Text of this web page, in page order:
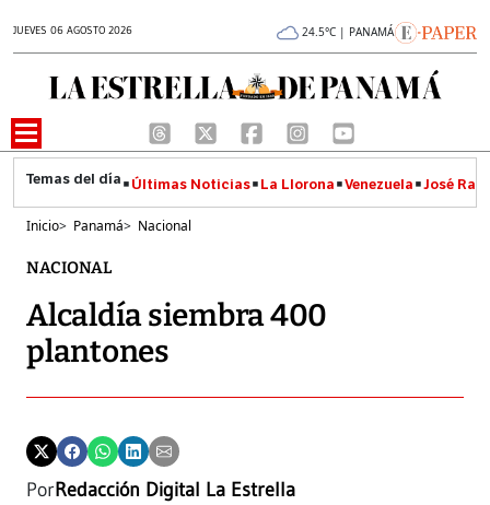
JUEVES 06 AGOSTO 2026 24.5°C | PANAMÁ
Últimas Noticias La Llorona Venezuela José
Inicio> Panamá> Nacional
NACIONAL
Alcaldía siembra 400
plantones
PorRedacción Digital La Estrella